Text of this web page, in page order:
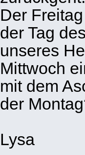
Der
der Tag
unseres
Mittwoch
mit dem
der
Lysa